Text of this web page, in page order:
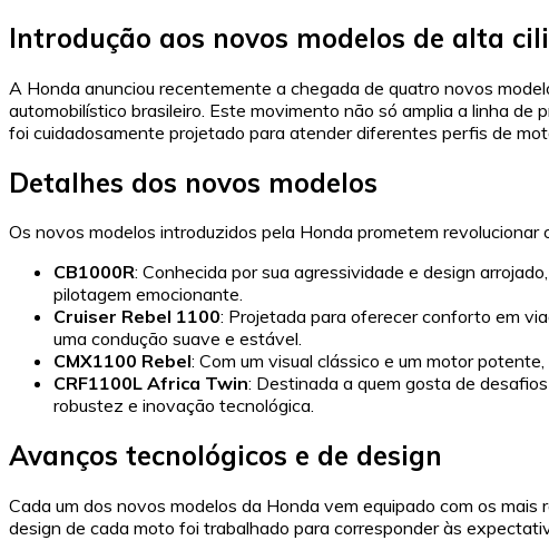
Introdução aos novos modelos de alta
A Honda anunciou recentemente a chegada de quatro novos
automobilístico brasileiro. Este movimento não só amplia a linha
foi cuidadosamente projetado para atender diferentes perfis de
Detalhes dos novos modelos
Os novos modelos introduzidos pela Honda prometem
CB1000R: Conhecida por sua agressividade e design
pilotagem emocionante.
Cruiser Rebel 1100: Projetada para oferecer conforto em
uma condução suave e estável.
CMX1100 Rebel: Com um visual clássico e um motor
CRF1100L Africa Twin: Destinada a quem gosta de
robustez e inovação tecnológica.
Avanços tecnológicos e de design
Cada um dos novos modelos da Honda vem equipado com os
design de cada moto foi trabalhado para corresponder às